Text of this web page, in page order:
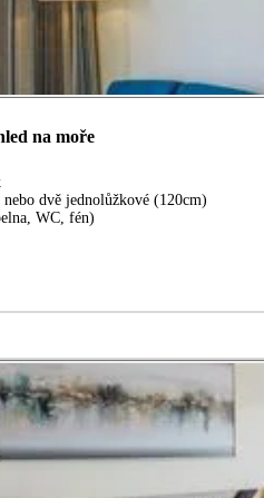
na moře
dvě jednolůžkové (120cm)
WC, fén)